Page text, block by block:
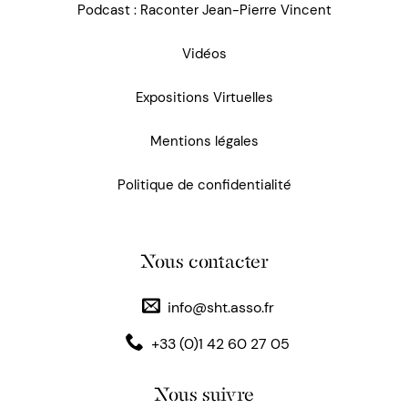
Podcast : Raconter Jean-Pierre Vincent
Vidéos
Expositions Virtuelles
Mentions légales
Politique de confidentialité
Nous contacter
info@sht.asso.fr
+33 (0)1 42 60 27 05
Nous suivre